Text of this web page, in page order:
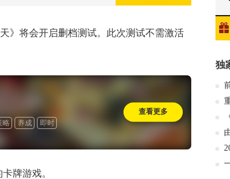
》将会开启删档测试。此次测试不需激活
略 养成 即时
查看更多
牌游戏。
独